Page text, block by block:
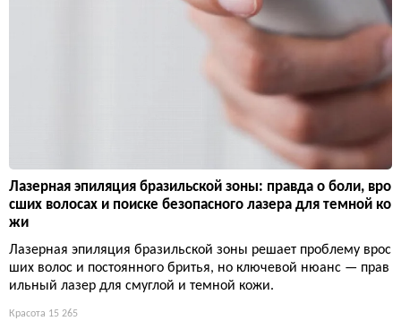
Лазерная эпиляция бразильской зоны: правда о боли, вро
сших волосах и поиске безопасного лазера для темной ко
жи
Лазерная эпиляция бразильской зоны решает проблему врос
ших волос и постоянного бритья, но ключевой нюанс — прав
ильный лазер для смуглой и темной кожи.
Красота 15 265